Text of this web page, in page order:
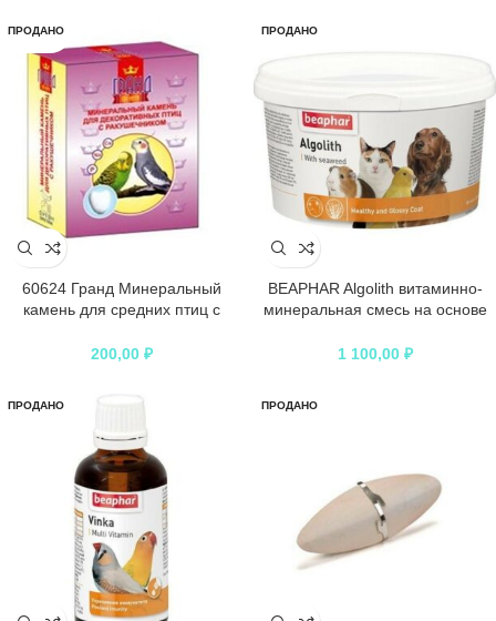
ПРОДАНО
60624 Гранд Минеральный
камень для средних птиц с
200,00 ₽
ПРОДАНО
BEAPHAR Algolith витаминно-
минеральная смесь на основе
усиления пигментации
1 100,00 ₽
ПРОДАНО ПРОДАНО